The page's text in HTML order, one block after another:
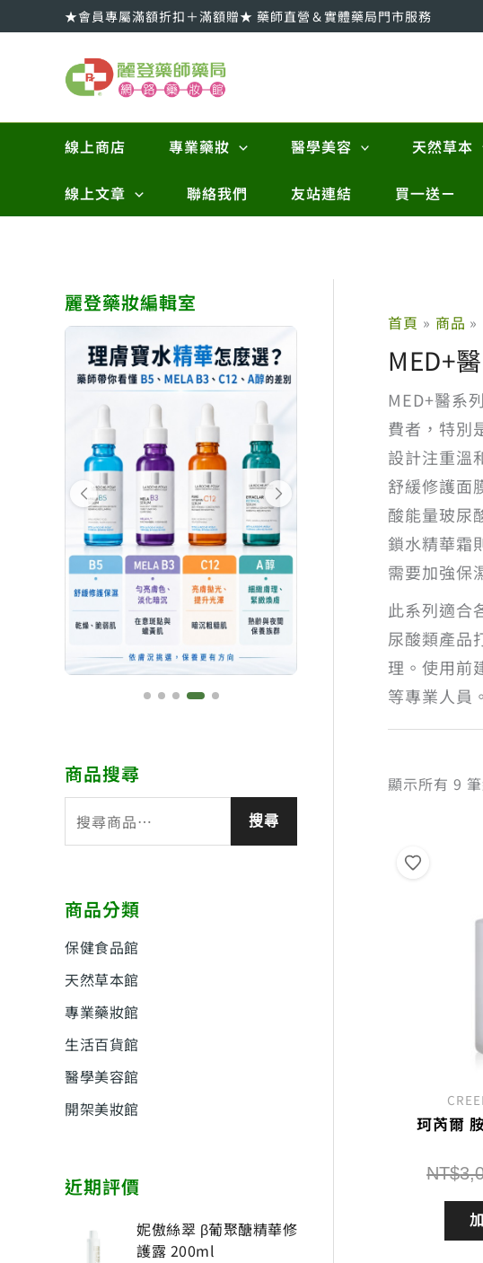
至
★會員專屬滿額折扣＋滿額贈★ 藥師直營＆實體藥局門市服務
線上商店 專業藥妝 醫學美容 天然草本
線上文章 聯絡我們 友站連結 買一送ㄧ
麗登藥妝編輯室
商品搜尋
尋
字
搜尋
商品分類
保健食品館
天然草本館
專業藥妝館
生活百貨館
醫學美容館
開架美妝館
近期評價
妮傲絲翠 β葡聚醣精華修
護露 200ml
首頁 商品
MED+
MED+醫系
費者，特別
設計注重溫
舒緩修護面
酸能量玻尿
鎖水精華霜
需要加強保
此系列適合
尿酸類產品
理。使用前
等專業人員。
顯示所有 9
珂芮爾
NT$